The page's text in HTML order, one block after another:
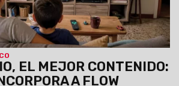
EL MEJOR CONTENIDO:
A FLOW